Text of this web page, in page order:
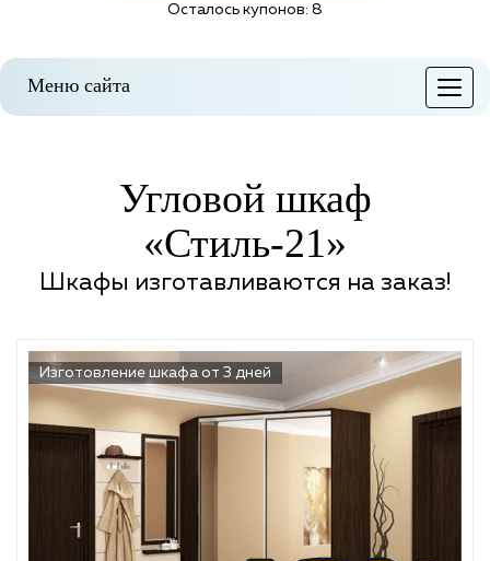
Осталось купонов: 8
Меню
Меню сайта
Угловой шкаф
«Стиль-21»
Шкафы изготавливаются на заказ!
Изготовление шкафа от 3 дней